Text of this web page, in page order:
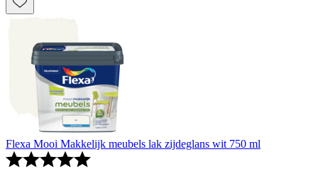
Flexa Mooi Makkelijk meubels lak zijdeglans wit 750 ml